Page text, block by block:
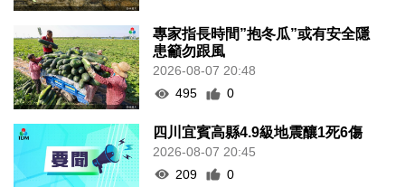
專家指長時間”抱冬瓜”或有安全隱
患籲勿跟風
2026-08-07 20:48
495
0
四川宜賓高縣4.9級地震釀1死6傷
2026-08-07 20:45
209
0